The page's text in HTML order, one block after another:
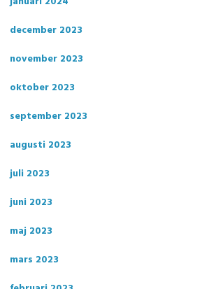
december 2023
november 2023
oktober 2023
september 2023
augusti 2023
juli 2023
juni 2023
maj 2023
mars 2023